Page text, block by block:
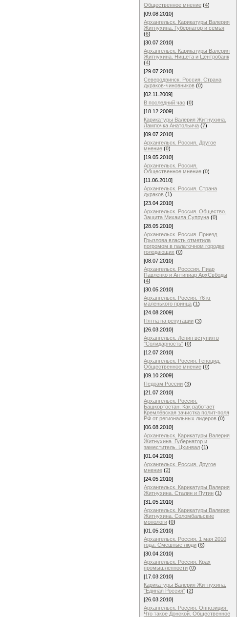
Общественное мнение (4)
[09.08.2010]
Архангельск. Карикатуры Валерия
Житнухина. Губернатор и семья
(6)
[30.07.2010]
Архангельск. Карикатуры Валерия
Житнухина. Нищета и Центробанк
(4)
[29.07.2010]
Северодвинск. Россия. Страна
дураков-чиновников (0)
[02.11.2009]
В последний час (0)
[18.12.2009]
Карикатуры Валерия Житнухина.
Лампочка Анатольича (7)
[09.07.2010]
Архангельск. Россия. Другое
мнение (0)
[19.05.2010]
Архангельск. Россия.
Общественное мнение (0)
[11.06.2010]
Архангельск. Россия. Страна
дураков (1)
[23.04.2010]
Архангельск. Россия. Общество.
Защита Михаила Супруна (0)
[28.05.2010]
Архангельск. Россия. Приезд
Грызлова власть отметила
погромом в палаточном городке
голодающих (0)
[08.07.2010]
Архангельск. Росссия. Пиар
Павленко и Антипиар АрхСвбоды
(4)
[30.05.2010]
Архангельск. Россия. 76 кг
маленького принца (1)
[24.08.2009]
Пятна на репутации (3)
[26.03.2010]
Архангельск. Ленин вступил в
"Солидарность" (0)
[12.07.2010]
Архангельск. Россия. Геноцид.
Общественное мнение (0)
[09.10.2009]
Педрам России (3)
[21.07.2010]
Архангельск. Россия.
Башкортостан. Как работает
Кремлёвская зачистка полит-поля
РФ от региональных лидеров (0)
[06.08.2010]
Архангельск. Карикатуры Валерия
Житнухина. Губернатор и
заместитель. Цхинвал (1)
[01.04.2010]
Архангельск. Россия. Другое
мнение (2)
[24.05.2010]
Архангельск. Карикатуры Валерия
Житнухина. Cталин и Путин (1)
[31.05.2010]
Архангельск. Карикатуры Валерия
Житнухина. Соломбальские
монологи (0)
[01.05.2010]
Архангельск. Россия. 1 мая 2010
года. Смешные люди (6)
[30.04.2010]
Архангельск. Россия. Крах
промышленности (0)
[17.03.2010]
Карикатуры Валерия Житнухина.
"Единая Россия" (2)
[26.03.2010]
Архангельск. Россия. Оппозиция.
Что такое Донской. Общественное